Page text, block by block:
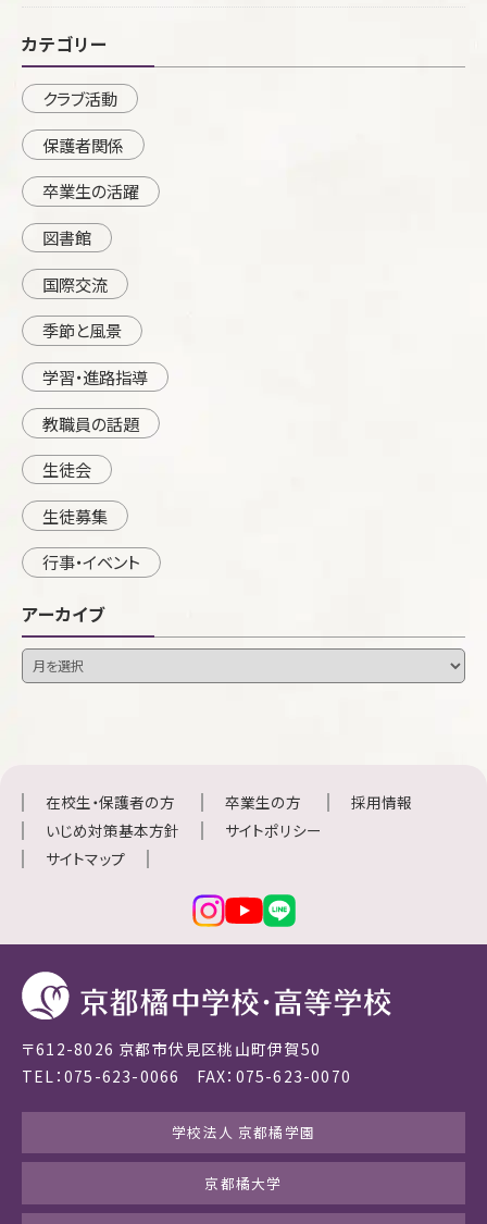
カテゴリー
クラブ活動
保護者関係
卒業生の活躍
図書館
国際交流
季節と風景
学習・進路指導
教職員の話題
生徒会
生徒募集
行事・イベント
アーカイブ
在校生・保護者の方 卒業生の方
採用情報
いじめ対策基本方針
サイトポリシー
サイトマップ
〒612-8026 京都市伏見区桃山町伊賀50
TEL：075-623-0066 FAX：075-623-0070
学校法人 京都橘学園
京都橘大学